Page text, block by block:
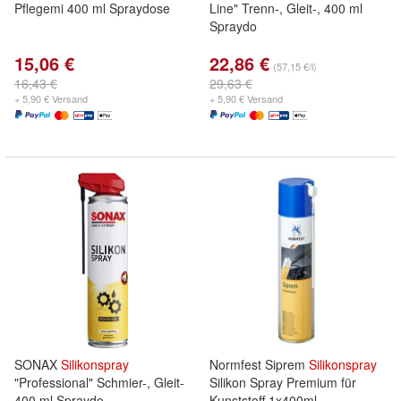
Pflegemi 400 ml Spraydose
15,06 €
16,43 €
+ 5,90 € Versand
Line" Trenn-, Gleit-, 400 ml
Spraydo
22,86 € (57,15 €/l)
29,63 €
+ 5,90 € Versand
SONAX Silikonspray
"Professional" Schmier-, Gleit-
Normfest Siprem Silikonspray
Silikon Spray Premium für